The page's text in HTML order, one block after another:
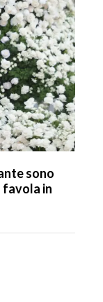
sono
favola in